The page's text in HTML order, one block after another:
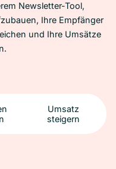
Newsletter-Tool,
Ihre Empfänger
und Ihre Umsätze
Umsatz
steigern